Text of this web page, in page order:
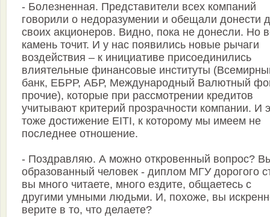
- Болезненная. Представители всех компаний
говорили о недоразумении и обещали донести
своих акционеров. Видно, пока не донесли. Но
камень точит. И у нас появились новые рычаги
воздействия – к инициативе присоединились
влиятельные финансовые институты
банк, ЕБРР, АБР, Международный Валютный
прочие), которые при рассмотрении кредитов
учитывают критерий прозрачности компании. И
тоже достижение EITI, к которому мы имеем не
последнее отношение.
- Поздравляю. А можно откровенный вопрос?
образованный человек - диплом МГУ дорогого
вы много читаете, много ездите, общаетесь с
другими умными людьми. И, похоже, вы
верите в то, что делаете?